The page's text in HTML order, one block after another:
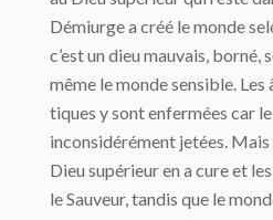
Démiurge a créé le monde
c’est un dieu mauvais, borné,
même le monde sensible.
tiques y sont enfermées car
inconsidérément jetées. Mais
Dieu supérieur en a cure et
le Sauveur, tandis que le